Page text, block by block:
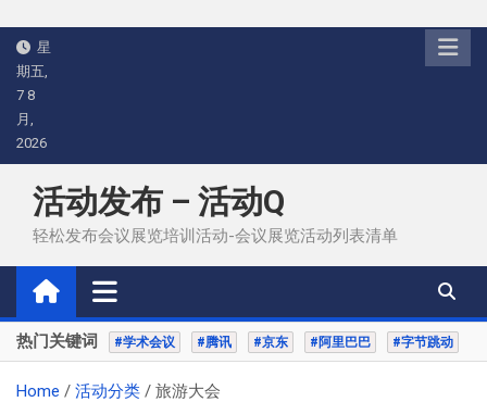
Skip
content
星
期五,
7 8
月,
2026
活动发布 – 活动Q
轻松发布会议展览培训活动-会议展览活动列表清单
热门关键词 #学术会议 #腾讯 #京东 #阿里巴巴 #字节跳动
Home 活动分类 旅游大会